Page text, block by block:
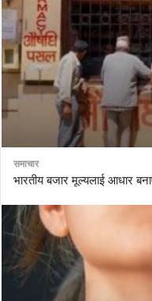
समाचार
भारतीय बजार मूल्यलाई आधार